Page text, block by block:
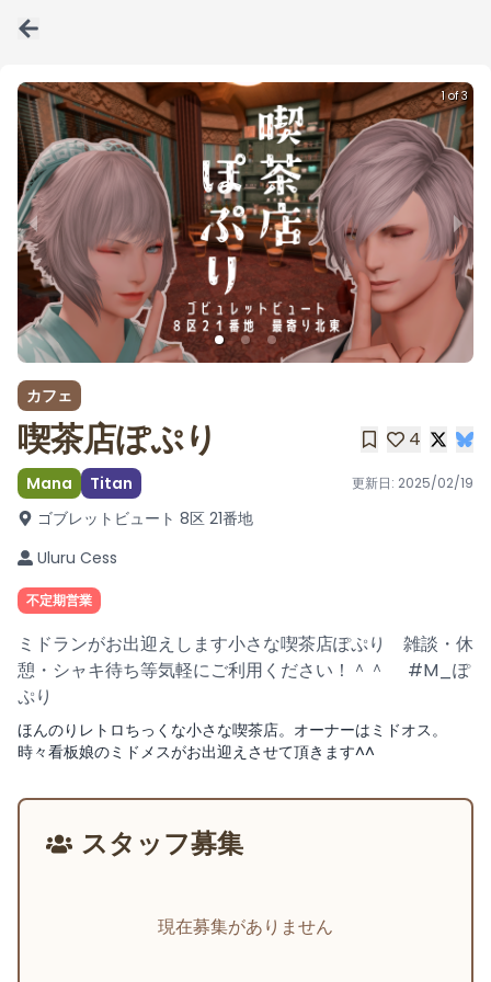
1 of 3
カフェ
喫茶店ぽぷり 4
Mana Titan 更新日: 2025/02/19
ゴブレットビュート 8区 21番地
Uluru Cess
不定期営業
ミドランがお出迎えします小さな喫茶店ぽぷり 雑談・休
憩・シャキ待ち等気軽にご利用ください！＾＾ #M_ぽ
ぷり
ほんのりレトロちっくな小さな喫茶店。オーナーはミドオス。
時々看板娘のミドメスがお出迎えさせて頂きます^^
スタッフ募集
現在募集がありません